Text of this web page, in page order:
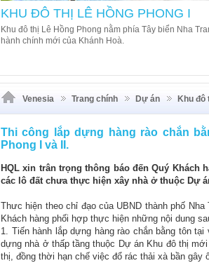
KHU ĐÔ THỊ LÊ HỒNG PHONG II
Toạ lạc tại Phường Phước Hải, thành phố Nha Trang
Hồng Phong, 23/10 và khu trung tâm hành chính mới
Venesia Trang chính Dự án Khu đô
Thi công lắp dựng hàng rào chắn
Phong I và II.
HQL xin trân trọng thông báo đến Quý
các lô đất chưa thực hiện xây nhà ở thuộc Dự
Thưc hiện theo chỉ đạo của UBND thành phố
Khách hàng phối hợp thực hiện những nội dung
1. Tiến hành lắp dựng hàng rào chắn bằng tôn
dựng nhà ở thấp tầng thuộc Dự án Khu đô thị
thị, đồng thời hạn chế việc đổ rác thải xà bần gây